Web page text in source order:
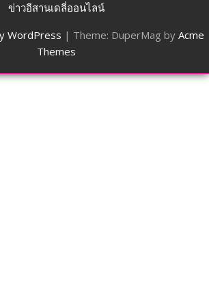
ข่าวอีสานเดลี่ออนไลน์
WordPress | Theme: DuperMag by Acme
Themes